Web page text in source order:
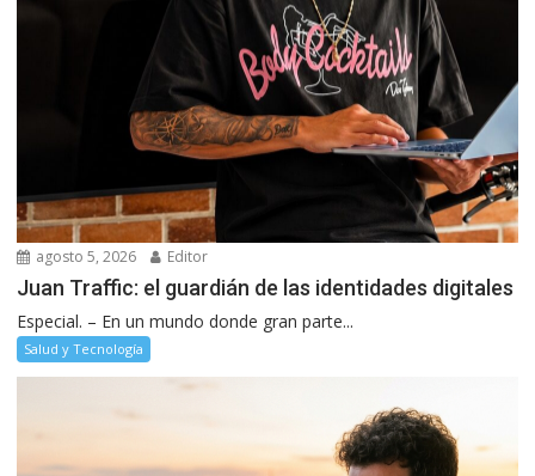
agosto 5, 2026 Editor
Juan Traffic: el guardián de las identidades digitales
Especial. – En un mundo donde gran parte...
Salud y Tecnología